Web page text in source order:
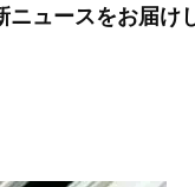
ュースをお届け